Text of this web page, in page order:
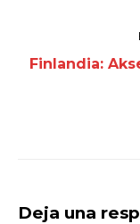
Finlandia:
Deja una